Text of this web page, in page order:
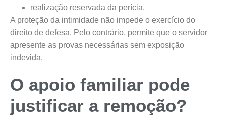
realização reservada da perícia.
A proteção da intimidade não impede o exercício do
direito de defesa. Pelo contrário, permite que o servidor
apresente as provas necessárias sem exposição
indevida.
O apoio familiar pode
justificar a remoção?